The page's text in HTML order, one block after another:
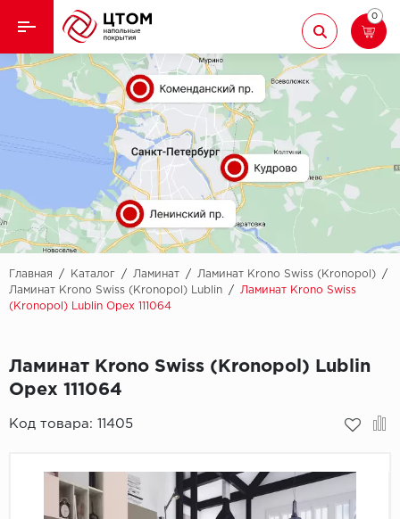
Назад
Кварцвиниловая плитка
Назад
Aberhof
Adelar
Alfa
AllureFloor
Alpine floor
Bonkeel
Classen
Ламинат
Ковролин
Линолеум
Паркет
Паркетная доска
Подложка
Пробковое покрытие
0
Главная / Каталог / Ламинат / Ламинат Krono Swiss (Kronopol)
/
Ламинат Krono Swiss (Kronopol) Lublin
/
Ламинат Krono Swiss
(Kronopol) Lublin Орех 111064
Ламинат Krono Swiss (Kronopol) Lublin
Орех 111064
Код товара: 11405